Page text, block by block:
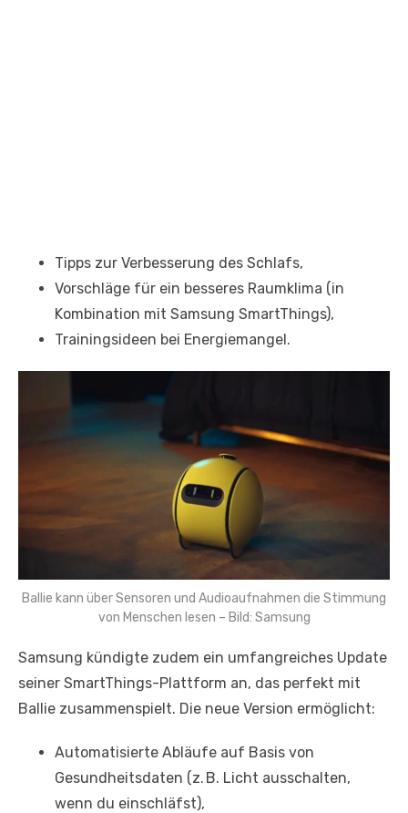
Tipps zur Verbesserung des Schlafs,
Vorschläge für ein besseres Raumklima (in
Kombination mit Samsung SmartThings),
Trainingsideen bei Energiemangel.
Ballie kann über Sensoren und Audioaufnahmen die Stimmung
von Menschen lesen – Bild: Samsung
Samsung kündigte zudem ein umfangreiches Update
seiner SmartThings-Plattform an, das perfekt mit
Ballie zusammenspielt. Die neue Version ermöglicht:
Automatisierte Abläufe auf Basis von
Gesundheitsdaten (z. B. Licht ausschalten,
wenn du einschläfst),